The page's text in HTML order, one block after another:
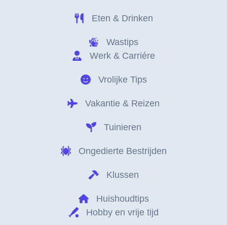
Eten & Drinken
Wastips
Werk & Carriére
Vrolijke Tips
Vakantie & Reizen
Tuinieren
Ongedierte Bestrijden
Klussen
Huishoudtips
Hobby en vrije tijd